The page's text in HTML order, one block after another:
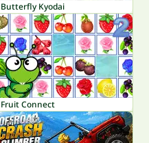
Butterfly Kyodai
Fruit Connect